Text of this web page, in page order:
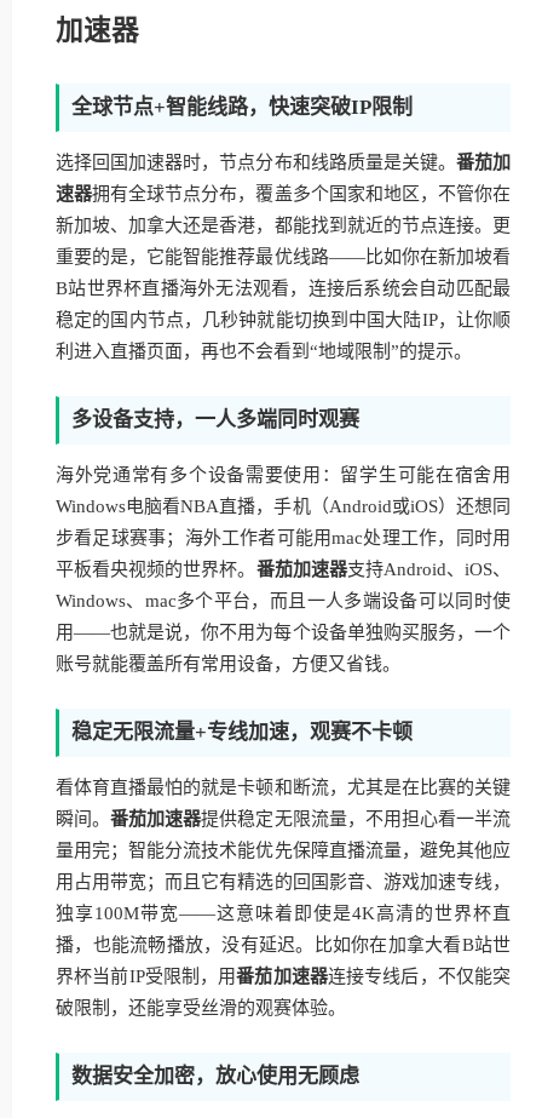
加速器
全球节点+智能线路，快速突破IP限制
选择回国加速器时，节点分布和线路质量是关键。 番茄加
速器拥有全球节点分布，覆盖多个国家和地区，不管你在
新加坡、加拿大还是香港，都能找到就近的节点连接。更
重要的是，它能智能推荐最优线路——比如你在新加坡看
B站世界杯直播海外无法观看，连接后系统会自动匹配最
稳定的国内节点，几秒钟就能切换到中国大陆IP，让你顺
利进入直播页面，再也不会看到“地域限制”的提示。
多设备支持，一人多端同时观赛
海外党通常有多个设备需要使用：留学生可能在宿舍用
Windows电脑看NBA直播，手机（Android或iOS）还想同
步看足球赛事；海外工作者可能用mac处理工作，同时用
平板看央视频的世界杯。 番茄加速器支持Android、iOS、
Windows、mac多个平台，而且一人多端设备可以同时使
用——也就是说，你不用为每个设备单独购买服务，一个
账号就能覆盖所有常用设备，方便又省钱。
稳定无限流量+专线加速，观赛不卡顿
看体育直播最怕的就是卡顿和断流，尤其是在比赛的关键
瞬间。番茄加速器提供稳定无限流量，不用担心看一半流
量用完；智能分流技术能优先保障直播流量，避免其他应
用占用带宽；而且它有精选的回国影音、游戏加速专线，
独享100M带宽——这意味着即使是4K高清的世界杯直
播，也能流畅播放，没有延迟。比如你在加拿大看B站世
界杯当前IP受限制，用番茄加速器连接专线后，不仅能突
破限制，还能享受丝滑的观赛体验。
数据安全加密，放心使用无顾虑